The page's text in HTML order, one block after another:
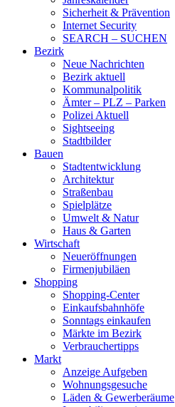
Sicherheit & Prävention
Internet Security
SEARCH – SUCHEN
Bezirk
Neue Nachrichten
Bezirk aktuell
Kommunalpolitik
Ämter – PLZ – Parken
Polizei Aktuell
Sightseeing
Stadtbilder
Bauen
Stadtentwicklung
Architektur
Straßenbau
Spielplätze
Umwelt & Natur
Haus & Garten
Wirtschaft
Neueröffnungen
Firmenjubiläen
Shopping
Shopping-Center
Einkaufsbahnhöfe
Sonntags einkaufen
Märkte im Bezirk
Verbrauchertipps
Markt
Anzeige Aufgeben
Wohnungsgesuche
Läden & Gewerberäume